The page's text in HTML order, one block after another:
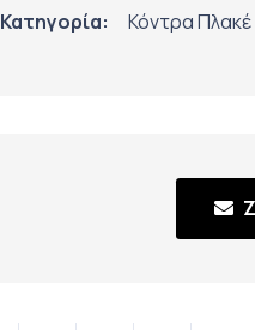
Κατηγορία: Κόντρα Πλακέ